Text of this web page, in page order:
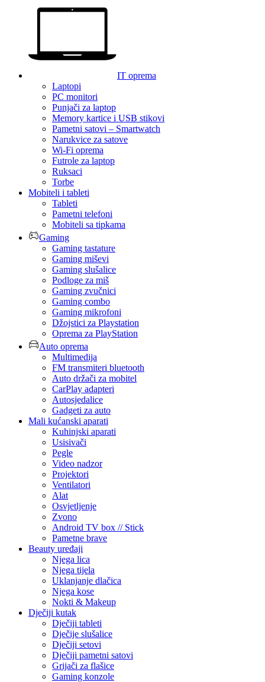
IT oprema
Laptopi
PC monitori
Punjači za laptop
Memory kartice i USB stikovi
Pametni satovi – Smartwatch
Narukvice za satove
Wi-Fi oprema
Futrole za laptop
Ruksaci
Torbe
Mobiteli i tableti
Tableti
Pametni telefoni
Mobiteli sa tipkama
Gaming
Gaming tastature
Gaming miševi
Gaming slušalice
Podloge za miš
Gaming zvučnici
Gaming combo
Gaming mikrofoni
Džojstici za Playstation
Oprema za PlayStation
Auto oprema
Multimedija
FM transmiteri bluetooth
Auto držači za mobitel
CarPlay adapteri
Autosjedalice
Gadgeti za auto
Mali kućanski aparati
Kuhinjski aparati
Usisivači
Pegle
Video nadzor
Projektori
Ventilatori
Alat
Osvjetljenje
Zvono
Android TV box // Stick
Pametne brave
Beauty uređaji
Njega lica
Njega tijela
Uklanjanje dlačica
Njega kose
Nokti & Makeup
Dječiji kutak
Dječiji tableti
Dječije slušalice
Dječiji setovi
Dječiji pametni satovi
Grijači za flašice
Gaming konzole